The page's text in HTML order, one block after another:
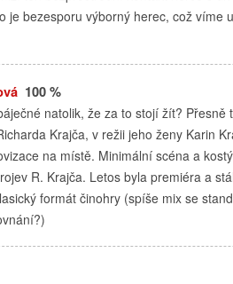
je bezesporu výborný herec, což
100 %
natolik, že za to stojí žít?
Krajča, v režii jeho ženy Karin
na místě. Minimální scéna a
R. Krajča. Letos byla premiéra a
formát činohry (spíše mix se